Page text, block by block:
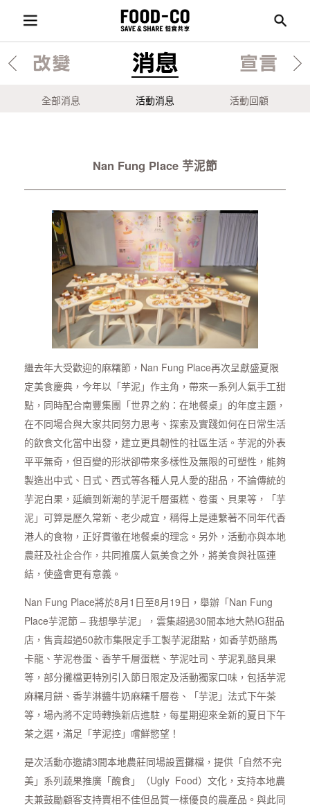
改變 消息 宣言
全部消息 活動消息 活動回顧
Nan Fung Place 芋泥節
繼去年大受歡迎的麻糬節，Nan Fung Place再次呈獻盛夏限
定美食慶典，今年以「芋泥」作主角，帶來一系列人氣手工甜
點，同時配合南豐集團「世界之約：在地餐桌」的年度主題，
在不同場合與大家共同努力思考、探索及實踐如何在日常生活
的飲食文化當中出發，建立更具韌性的社區生活。芋泥的外表
平平無奇，但百變的形狀卻帶來多樣性及無限的可塑性，能夠
製造出中式、日式、西式等各種人見人愛的甜品，不論傳統的
芋泥白果，延續到新潮的芋泥千層蛋糕、卷蛋、貝果等，「芋
泥」可算是歷久常新、老少咸宜，稱得上是連繫著不同年代香
港人的食物，正好貫徹在地餐桌的理念。另外，活動亦與本地
農莊及社企合作，共同推廣人氣美食之外，將美食與社區連
結，使盛會更有意義。
Nan Fung Place將於8月1日至8月19日，舉辦「Nan Fung
Place芋泥節 – 我想學芋泥」，雲集超過30間本地大熱IG甜品
店，售賣超過50款市集限定手工製芋泥甜點，如香芋奶酪馬
卡龍、芋泥卷蛋、香芋千層蛋糕、芋泥吐司、芋泥乳酪貝果
等，部分攤檔更特別引入節日限定及活動獨家口味，包括芋泥
麻糬月餅、香芋淋醬牛奶麻糬千層卷、「芋泥」法式下午茶
等，場內將不定時轉換新店進駐，每星期迎來全新的夏日下午
茶之選，滿足「芋泥控」嚐鮮慾望！
是次活動亦邀請3間本地農莊同場設置攤檔，提供「自然不完
美」系列蔬果推廣「醜食」（Ugly Food）文化，支持本地農
夫兼鼓勵顧客支持賣相不佳但品質一樣優良的農產品。與此同